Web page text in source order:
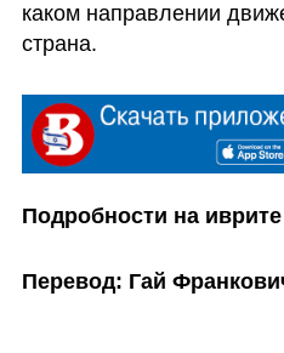
каком направлении
страна.
Подробности на иврите
Перевод: Гай